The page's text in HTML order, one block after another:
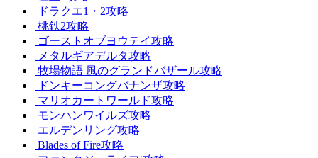
ドラクエ1・2攻略
桃鉄2攻略
ゴーストオブヨウテイ攻略
メタルギアデルタ攻略
牧場物語 風のグランドバザール攻略
ドンキーコングバナンザ攻略
マリオカートワールド攻略
モンハンワイルズ攻略
エルデンリング攻略
Blades of Fire攻略